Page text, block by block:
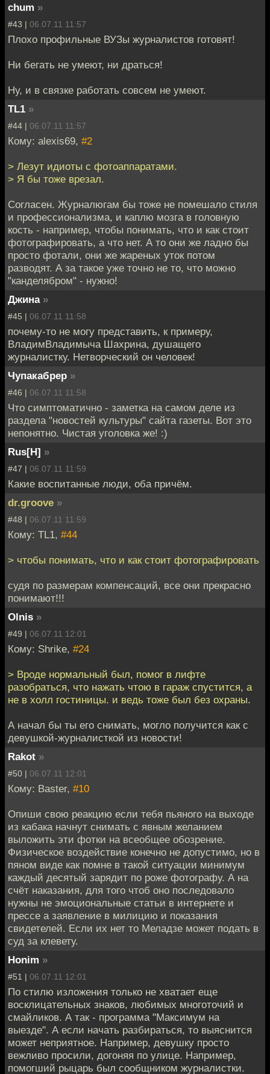
chum »
#43 | 06.07.11 11:57
Плохо профильные ВУЗы журналистов готовят!
Ни бегать не умеют, ни драться!
Ну, и в связке работать совсем не умеют.
TL1 »
#44 | 06.07.11 11:57
Кому: alexis69, #2
> Лезут идиоты с фотоаппаратами.
> Я бы тоже врезал.
Согласен. Журналюгам бы тоже не помешало стиля
и профессионализма, и каплю мозга в головную
кость - например, чтобы понимать, что и как стоит
фотографировать, а что нет. А то они же ладно бы
просто фотали, они же жареных уток потом
разводят. А за такое уже точно не то, что можно
"канделябром" - нужно!
Джина »
#45 | 06.07.11 11:58
почему-то не могу представить, к примеру,
ВладимВладимыча Шахрина, душащего
журналистку. Нетворческий он человек!
Чупакабрер »
#46 | 06.07.11 11:58
Что симптоматично - заметка на самом деле из
раздела "новостей культуры" сайта газеты. Вот это
непонятно. Чистая уголовка же! :)
Rus[H] »
#47 | 06.07.11 11:59
Какие воспитанные люди, оба причём.
dr.groove »
#48 | 06.07.11 11:59
Кому: TL1, #44
> чтобы понимать, что и как стоит фотографировать
судя по размерам компенсаций, все они прекрасно
понимают!!!
Olnis »
#49 | 06.07.11 12:01
Кому: Shrike, #24
> Вроде нормальный был, помог в лифте
разобраться, что нажать чтою в гараж спустится, а
не в холл гостиницы. и ведь тоже был без охраны.
А начал бы ты его снимать, могло получится как с
девушкой-журналисткой из новости!
Rakot »
#50 | 06.07.11 12:01
Кому: Baster, #10
Опиши свою реакцию если тебя пьяного на выходе
из кабака начнут снимать с явным желанием
выложить эти фотки на всеобщее обозрение.
Физическое воздействие конечно не допустимо, но в
пяном виде как помне в такой ситуации минимум
каждый десятый зарядит по роже фотографу. А на
счёт наказания, для того чтоб оно последовало
нужны не эмоциональные статьи в интернете и
прессе а заявление в милицию и показания
свидетелей. Если их нет то Меладзе может подать в
суд за клевету.
Honim »
#51 | 06.07.11 12:01
По стилю изложения только не хватает еще
восклицательных знаков, любимых многоточий и
смайликов. А так - программа "Максимум на
выезде". А если начать разбираться, то выяснится
может неприятное. Например, девушку просто
вежливо просили, догоняя по улице. Например,
помогший рыцарь был сообщником журналистки.